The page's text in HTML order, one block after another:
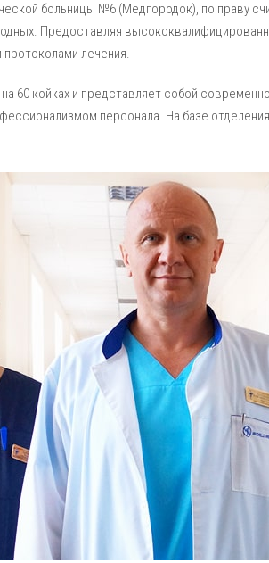
больницы №6 (Медгородок), по праву
Предоставляя
лечения.
60 койках и представляет собой
персонала. На базе